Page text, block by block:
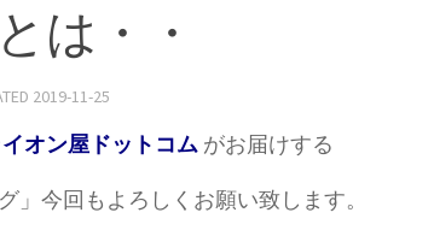
は・・
2019-11-25
オン屋ドットコム がお届けする
」今回もよろしくお願い致します。